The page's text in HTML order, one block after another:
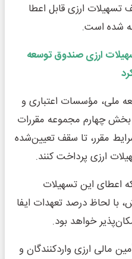
ارزی قابل اعطا
شده است.
ارزی صندوق توسعه
ملی، مؤسسات اعتباری و
بخش چهارم مجموعه مقررات
مقرر، تا سقف تعیین‌شده
ارزی پرداخت کنند.
اعطای این تسهیلات
با لحاظ درصد تعهدات ایفا
مالی ارزی واردکنندگان و